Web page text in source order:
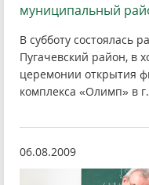
муниципальный
В субботу состоялась
Пугачевский район, в
церемонии открытия
комплекса «Олимп» в
06.08.2009